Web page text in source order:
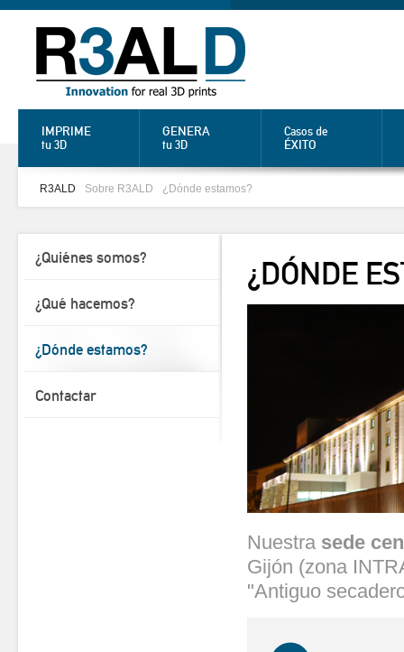
IMPRIME
tu 3D
GENERA
tu 3D
Casos de
ÉXITO
R3ALD Sobre R3ALD ¿Dónde estamos?
¿Quiénes somos?
¿Qué hacemos?
¿Dónde estamos?
Contactar
¿DÓNDE
Nuestra sede
Gijón (zona
"Antiguo